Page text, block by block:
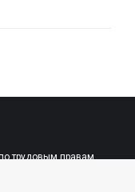
трудовым правам